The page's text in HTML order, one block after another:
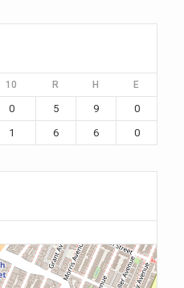
10 R H E
0 5 9
0
1 6 6 0